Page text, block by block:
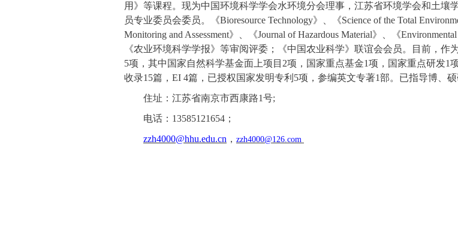
用》等课程。现为中国环境科学学会水环境分会理事，江苏省环境学会和土壤
员专业委员会委员。 《Bioresource Technology》、《Science of the Total
Monitoring and Assessment》、《Journal of Hazardous Material》、《
《农业环境科学学报》等审阅评委；《中国农业科学》联谊会会员。目前，
5项，其中国家自然科学基金面上项目 2项 ，国家重点基金1项，国家重点研发1
收录15篇， EI 4篇，已授权国家发明专利 5项，参编英文专著1部。已指导博、
住址：江苏省南京市西康路1号;
电话： 13585121654 ；
zzh4000@hhu.edu.cn ， zzh4000@126.com